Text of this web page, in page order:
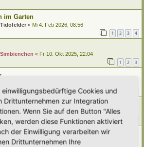
im Garten
Tidofelder « Mi 4. Feb 2026, 08:56
1 2 3 4
Simbienchen « Fr 10. Okt 2025, 22:04
1 2 3
Alma«Di 19. Aug 2025, 16:35
1
Tidofelder «Do 10. Jul 2025, 11:57
einwilligungsbedürftige Cookies und
Drittunternehmen zur Integration
Wenn Sie auf den Button "Alles
werden diese Funktionen aktiviert
der Einwilligung verarbeiten wir
Drittunternehmen Ihre